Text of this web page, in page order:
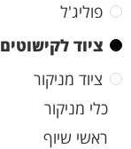
פוליג'ל
ציוד לקישוטים
ציוד מניקור
כלי מניקור
ראשי שיוף